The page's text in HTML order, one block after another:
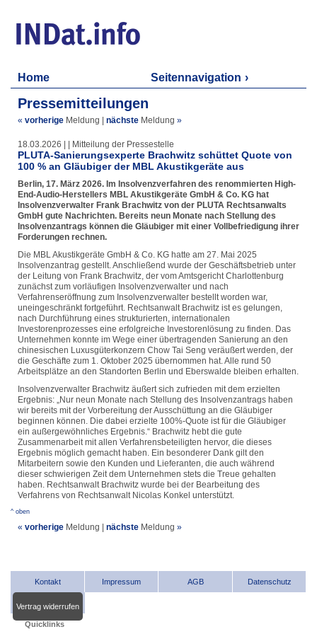
Home Seitennavigation
Pressemitteilungen
« vorherige Meldung nächste Meldung »
18.03.2026 | | Mitteilung der Pressestelle
PLUTA-Sanierungsexperte Brachwitz schüttet Quote von
100 % an Gläubiger der MBL Akustikgeräte aus
Berlin, 17. März 2026. Im Insolvenzverfahren des renommierten High-
End-Audio-Herstellers MBL Akustikgeräte GmbH & Co. KG hat
Insolvenzverwalter Frank Brachwitz von der PLUTA Rechtsanwalts
GmbH gute Nachrichten. Bereits neun Monate nach Stellung des
Insolvenzantrags können die Gläubiger mit einer Vollbefriedigung ihrer
Forderungen rechnen.
Die MBL Akustikgeräte GmbH & Co. KG hatte am 27. Mai 2025
Insolvenzantrag gestellt. Anschließend wurde der Geschäftsbetrieb unter
der Leitung von Frank Brachwitz, der vom Amtsgericht Charlottenburg
zunächst zum vorläufigen Insolvenzverwalter und nach
Verfahrenseröffnung zum Insolvenzverwalter bestellt worden war,
uneingeschränkt fortgeführt. Rechtsanwalt Brachwitz ist es gelungen,
nach Durchführung eines strukturierten, internationalen
Investorenprozesses eine erfolgreiche Investorenlösung zu finden. Das
Unternehmen konnte im Wege einer übertragenden Sanierung an den
chinesischen Luxusgüterkonzern Chow Tai Seng veräußert werden, der
die Geschäfte zum 1. Oktober 2025 übernommen hat. Alle rund 50
Arbeitsplätze an den Standorten Berlin und Eberswalde bleiben erhalten.
Insolvenzverwalter Brachwitz äußert sich zufrieden mit dem erzielten
Ergebnis: „Nur neun Monate nach Stellung des Insolvenzantrags haben
wir bereits mit der Vorbereitung der Ausschüttung an die Gläubiger
beginnen können. Die dabei erzielte 100%-Quote ist für die Gläubiger
ein außergewöhnliches Ergebnis.“ Brachwitz hebt die gute
Zusammenarbeit mit allen Verfahrensbeteiligten hervor, die dieses
Ergebnis möglich gemacht haben. Ein besonderer Dank gilt den
Mitarbeitern sowie den Kunden und Lieferanten, die auch während
dieser schwierigen Zeit dem Unternehmen stets die Treue gehalten
haben. Rechtsanwalt Brachwitz wurde bei der Bearbeitung des
Verfahrens von Rechtsanwalt Nicolas Konkel unterstützt.
^ oben
« vorherige Meldung nächste Meldung »
Kontakt Impressum AGB Datenschutz
Vertrag widerrufen
Quicklinks